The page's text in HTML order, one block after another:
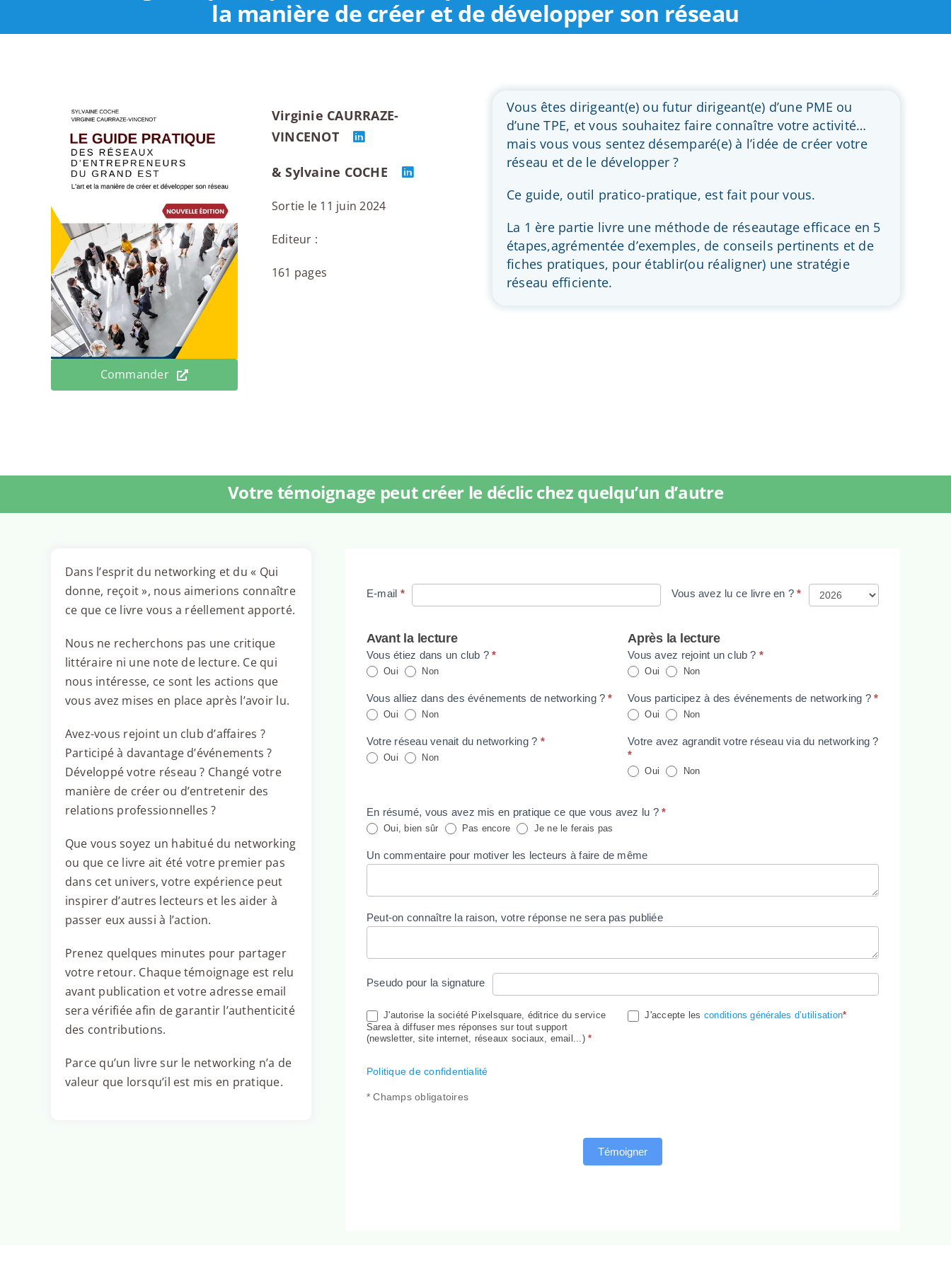
la manière de créer et de développer son réseau
Commander
Virginie CAURRAZE-
VINCENOT
& Sylvaine COCHE
Sortie le 11 juin 2024
Editeur :
161 pages
Vous êtes dirigeant(e) ou futur dirigeant(e) d’une PME ou
d’une TPE, et vous souhaitez faire connaître votre activité…
mais vous vous sentez désemparé(e) à l’idée de créer votre
réseau et de le développer ?
Ce guide, outil pratico-pratique, est fait pour vous.
La 1 ère partie livre une méthode de réseautage efficace en 5
étapes,agrémentée d’exemples, de conseils pertinents et de
fiches pratiques, pour établir(ou réaligner) une stratégie
réseau efficiente.
Votre témoignage peut créer le déclic chez quelqu’un d’autre
Dans l’esprit du networking et du « Qui
donne, reçoit », nous aimerions connaître
ce que ce livre vous a réellement apporté.
Nous ne recherchons pas une critique
littéraire ni une note de lecture. Ce qui
nous intéresse, ce sont les actions que
vous avez mises en place après l’avoir lu.
Avez-vous rejoint un club d’affaires ?
Participé à davantage d’événements ?
Développé votre réseau ? Changé votre
manière de créer ou d’entretenir des
relations professionnelles ?
Que vous soyez un habitué du networking
ou que ce livre ait été votre premier pas
dans cet univers, votre expérience peut
inspirer d’autres lecteurs et les aider à
passer eux aussi à l’action.
Prenez quelques minutes pour partager
votre retour. Chaque témoignage est relu
avant publication et votre adresse email
sera vérifiée afin de garantir l’authenticité
des contributions.
Parce qu’un livre sur le networking n’a de
valeur que lorsqu’il est mis en pratique.
Lecteur
E-mail * Vous avez lu ce livre en ?*
Avant la lecture
Vous étiez dans un club ?*
Oui Non
Vous alliez dans des événements de networking ?*
Oui Non
Votre réseau venait du networking ? *
Oui Non
Après la lecture
Vous avez rejoint un club ? *
Oui Non
Vous participez à des événements de networking ? *
Oui Non
Votre avez agrandit votre réseau via du networking ?
*
Oui Non
En résumé, vous avez mis en pratique ce que vous avez lu ?*
Oui, bien sûr Pas encore Je ne le ferais pas
Un commentaire pour motiver les lecteurs à faire de même
Peut-on connaître la raison, votre réponse ne sera pas publiée
Pseudo pour la signature
J'autorise la société Pixelsquare, éditrice du service
Sarea à diffuser mes réponses sur tout support
(newsletter, site internet, réseaux sociaux, email...)*
J'accepte les conditions générales d’utilisation*
Politique de confidentialité
* Champs obligatoires
Témoigner